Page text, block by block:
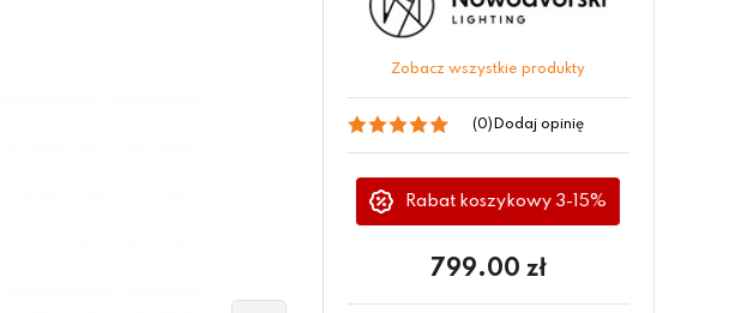
Zobacz wszystkie produkty
(0) Dodaj opinię
Rabat koszykowy 3-15%
799.00 zł